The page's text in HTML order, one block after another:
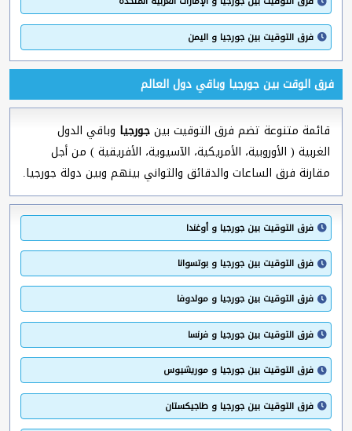
فرق التوقيت بين جورجيا و اليمن
فرق الوقت بين جورجيا وباقي دول العالم
قائمة متنوعة تضم فرق التوقيت بينجورجيا وباقي الدول
الغربية ( الأوروبية، الأمريكية، الآسيوية، الأفريقية ) من أجل
مقارنة فرق الساعات والدقائق والثواني بينهم وبين دولة جورجيا.
فرق التوقيت بين جورجيا و أوغندا
فرق التوقيت بين جورجيا و بوتسوانا
فرق التوقيت بين جورجيا و مولدوفا
فرق التوقيت بين جورجيا و فرنسا
فرق التوقيت بين جورجيا و موريشيوس
فرق التوقيت بين جورجيا و طاجيكستان